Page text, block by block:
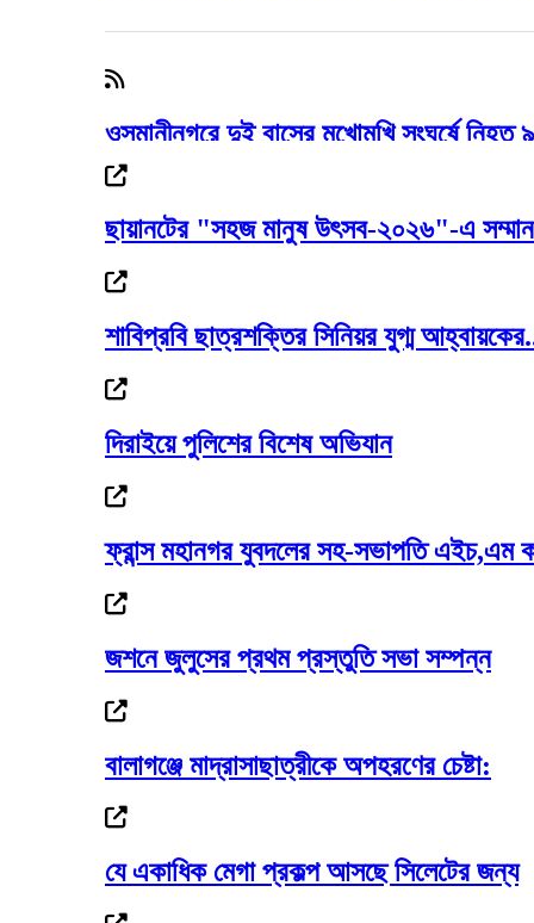
ওসমানীনগরে দুই বাসের মুখোমুখি সংঘর্ষে নিহত ৯
সিলেটে দুই বাসের মুখোমুখি সংঘর্ষ, নিহত ৯
আওয়ামী লীগ আমাদের শত্রু নয়, মিত্র জুলাই
পেটাও না কেন ওদের, সাদ্দামকে কাদের
পুলিশের ৭ কর্মকর্তাকে বদলি
গোলাপগঞ্জে প্রাথমিক শিক্ষাবৃত্তি পাওয়া ৭...
ছায়ানটের "সহজ মানুষ উৎসব-২০২৬"-এ
শাবিপ্রবি ছাত্রশক্তির সিনিয়র যুগ্ম
দিরাইয়ে পুলিশের বিশেষ অভিযান
ফ্রান্স মহানগর যুবদলের সহ-সভাপতি এইচ,এম
জশনে জুলুসের প্রথম প্রস্তুতি সভা সম্পন্ন
বালাগঞ্জে মাদ্রাসাছাত্রীকে অপহরণের চেষ্টা:
যে একাধিক মেগা প্রকল্প আসছে সিলেটের জন্য